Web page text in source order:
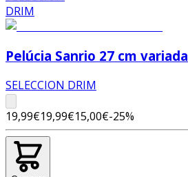
Pelúcia Sanrio 27 cm variada
SELECCION DRIM
19,99€19,99€15,00€-25%